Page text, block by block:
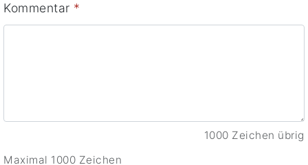
Kommentar *
1000 Zeichen übrig
Maximal 1000 Zeichen